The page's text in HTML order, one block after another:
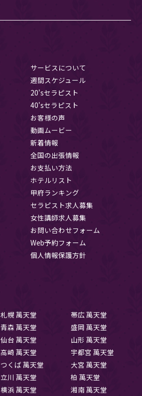
サービスについて
週間スケジュール
20'sセラピスト
40'sセラピスト
お客様の声
動画ムービー
新着情報
全国の出張情報
お支払い方法
ホテルリスト
甲府ランキング
セラピスト求人募集
女性講師求人募集
お問い合わせフォーム
Web予約フォーム
個人情報保護方針
札幌 萬天堂
帯広 萬天堂
青森 萬天堂
盛岡 萬天堂
仙台 萬天堂
山形 萬天堂
高崎 萬天堂
宇都宮 萬天堂
つくば 萬天堂
大宮 萬天堂
立川 萬天堂
柏 萬天堂
横浜 萬天堂
湘南 萬天堂